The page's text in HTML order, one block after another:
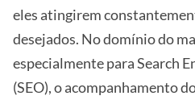
eles atingirem
desejados. No domínio do
especialmente para Search
(SEO), o acompanhamento